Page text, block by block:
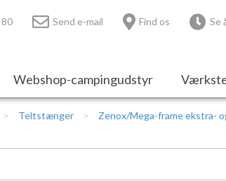
80 Send e-mail Find os Se
Webshop-campingudstyr
Teltstænger Zenox/Mega-frame ekstra-